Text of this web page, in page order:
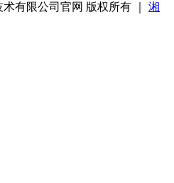
有限公司官网 版权所有 ｜ 湘